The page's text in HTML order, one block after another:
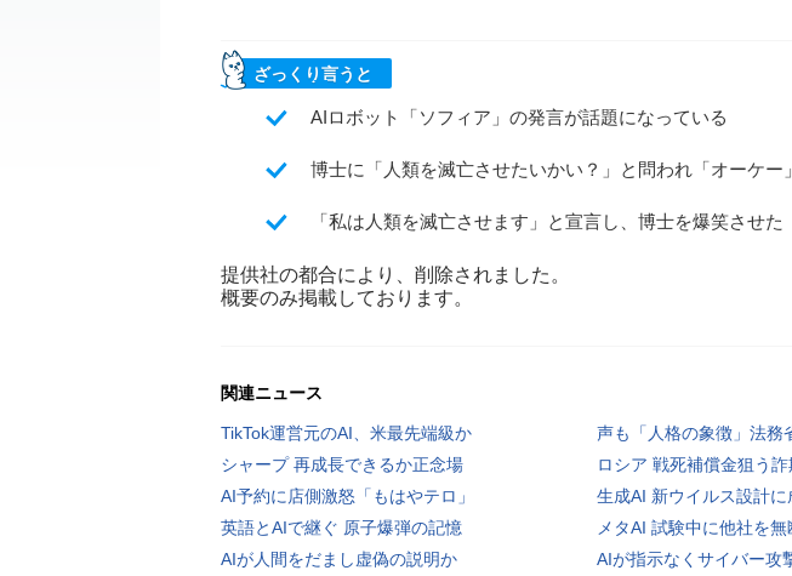
ざっくり言うと
AIロボット「ソフィア」の発言が話題になっている
博士に「人類を滅亡させたいかい？」と問われ「オーケー
「私は人類を滅亡させます」と宣言し、博士を爆笑させた
提供社の都合により、削除されました。
概要のみ掲載しております。
関連ニュース
TikTok運営元のAI、米最先端級か
声も「人格の象徴」法務
シャープ 再成長できるか正念場
ロシア 戦死補償金狙う
AI予約に店側激怒「もはやテロ」
生成AI 新ウイルス設計に
英語とAIで継ぐ 原子爆弾の記憶
メタAI 試験中に他社を
AIが人間をだまし虚偽の説明か
AIが指示なくサイバー攻